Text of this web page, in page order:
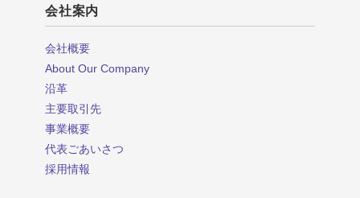
会社案内
会社概要
About Our Company
沿革
主要取引先
事業概要
代表ごあいさつ
採用情報